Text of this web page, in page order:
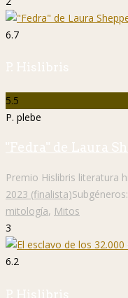
6.7
P. Hislibris
5.5
P. plebe
"Fedra" de Laura
Premio Hislibris literatura
2023 (finalista)Subgéneros:
mitología, Mitos
3
6.2
P. Hislibris